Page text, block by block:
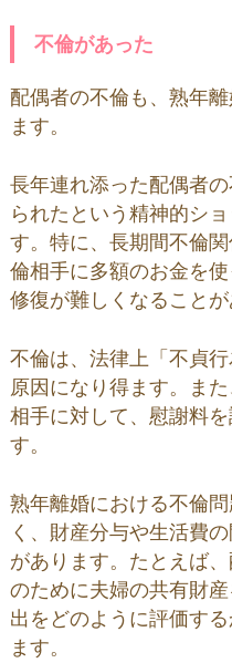
不倫があった
配偶者の不倫も、熟年
ます。
長年連れ添った配偶者
られたという精神的シ
す。特に、長期間不倫
倫相手に多額のお金を
修復が難しくなることが
不倫は、法律上「不貞
原因になり得ます。ま
相手に対して、慰謝料
す。
熟年離婚における不倫
く、財産分与や生活費
があります。たとえば
のために夫婦の共有財
出をどのように評価す
ます。